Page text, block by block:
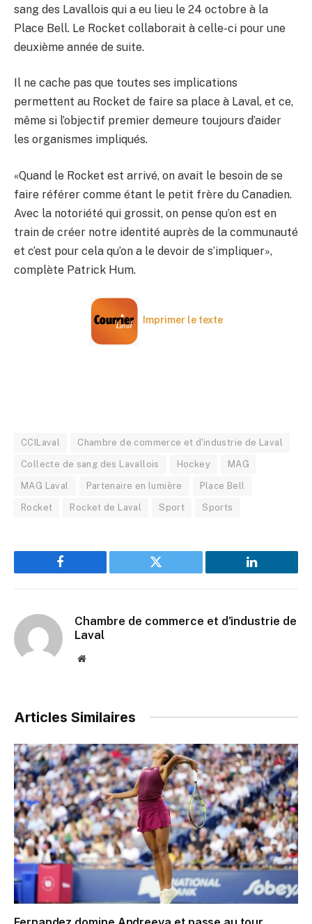
sang des Lavallois qui a eu lieu le 24 octobre à la
Place Bell. Le Rocket collaborait à celle-ci pour une
deuxième année de suite.
Il ne cache pas que toutes ses implications
permettent au Rocket de faire sa place à Laval, et ce,
même si l’objectif premier demeure toujours d’aider
les organismes impliqués.
«Quand le Rocket est arrivé, on avait le besoin de se
faire référer comme étant le petit frère du Canadien.
Avec la notoriété qui grossit, on pense qu’on est en
train de créer notre identité auprès de la communauté
et c’est pour cela qu’on a le devoir de s’impliquer»,
complète Patrick Hum.
Imprimer le texte
CCILaval Chambre de commerce et d'industrie de Laval
Collecte de sang des Lavallois Hockey MAG
MAG Laval Partenaire en lumière Place Bell
Rocket Rocket de Laval Sport Sports
Facebook Twitter LinkedIn
Chambre de commerce et d'industrie de
Laval
Website
Articles Similaires